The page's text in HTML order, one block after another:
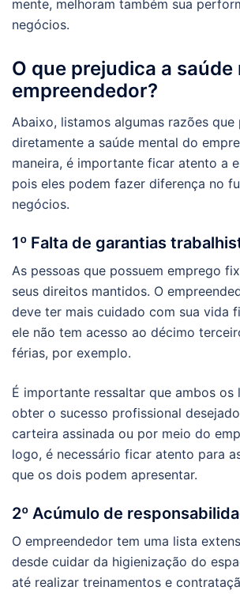
mente, melhoram também sua
negócios.
O que prejudica a saúde
empreendedor?
Abaixo, listamos algumas razões
diretamente a saúde mental do
maneira, é importante ficar atento a
pois eles podem fazer diferença no
negócios.
1º Falta de garantias
As pessoas que possuem emprego
seus direitos mantidos. O
deve ter mais cuidado com sua vida
ele não tem acesso ao décimo
férias, por exemplo.
É importante ressaltar que ambos os
obter o sucesso profissional
carteira assinada ou por meio do
logo, é necessário ficar atento para
que os dois podem apresentar.
2º Acúmulo de
O empreendedor tem uma lista
desde cuidar da higienização do
até realizar treinamentos e